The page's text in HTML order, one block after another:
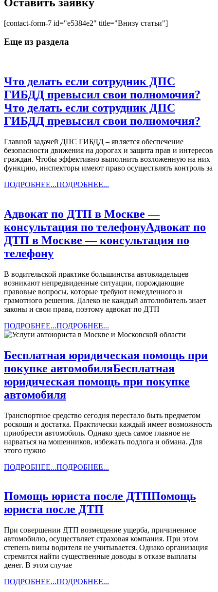
[contact-form-7 id="e5384e2" title="Внизу статьи"]
Еще из раздела
Что делать если сотрудник ДПС
ГИБДД превысил свои полномочия?
Что делать если сотрудник ДПС
ГИБДД превысил свои полномочия?
Главной задачей ДПС ГИБДД – является обеспечение
безопасности движения на дорогах и защита прав и интересов
граждан. Чтобы эффективно выполнить возложенную на них
функцию, инспекторы имеют право осуществлять контроль за
ПОДРОБНЕЕ...ПОДРОБНЕЕ...
Адвокат по ДТП в Москве —
консультация по телефонуАдвокат по
ДТП в Москве — консультация по
телефону
В водительской практике большинства автовладельцев
возникают непредвиденные ситуации, порождающие
правовые вопросы, которые требуют немедленного и
грамотного решения. Далеко не каждый автолюбитель знает
законы и свои права, поэтому адвокат по ДТП
ПОДРОБНЕЕ...ПОДРОБНЕЕ...
Бесплатная юридическая помощь при
покупке автомобиляБесплатная
юридическая помощь при покупке
автомобиля
Транспортное средство сегодня перестало быть предметом
роскоши и достатка. Практически каждый имеет возможность
приобрести автомобиль. Однако здесь самое главное не
нарваться на мошенников, избежать подлога и обмана. Для
этого нужно
ПОДРОБНЕЕ...ПОДРОБНЕЕ...
Помощь юриста после ДТППомощь
юриста после ДТП
При совершении ДТП возмещение ущерба, причиненное
автомобилю, осуществляет страховая компания. При этом
степень вины водителя не учитывается. Однако организация
стремится найти существенные доводы в отказе выплаты
денег. В этом случае
ПОДРОБНЕЕ...ПОДРОБНЕЕ...